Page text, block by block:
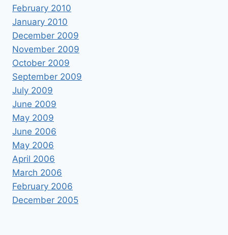
February 2010
January 2010
December 2009
November 2009
October 2009
September 2009
July 2009
June 2009
May 2009
June 2006
May 2006
April 2006
March 2006
February 2006
December 2005